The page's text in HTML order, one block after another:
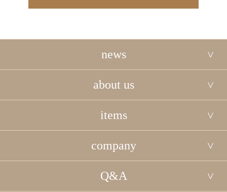
news
about us
items
company
Q&A